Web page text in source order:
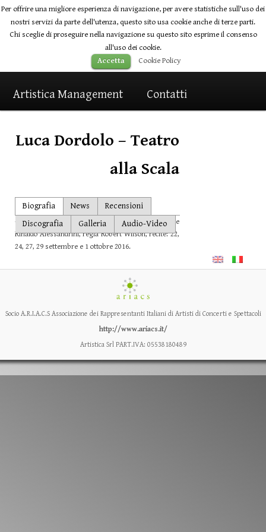
to
to
Artisti News
Artistica Management Contatti
Luca Dordolo – Teatro
alla Scala
navigation
Biografia News
Recensioni
Discografia
Galleria Audio-Video
– Teatro alla Scala, L’Incoronazione di Poppea,direttore
Rinaldo Alessandrini, regia Robert Wilson, recite: 22,
24, 27, 29 settembre e 1 ottobre 2016.
Socio A.R.I.A.C.S Associazione dei Rappresentanti Italiani di Artisti di Concerti e Spettacoli
http://www.ariacs.it/
Artistica Srl PART.IVA: 05538180489
Per offrire una migliore esperienza di navigazione, per avere statistiche sull'uso dei
nostri servizi da parte dell'utenza, questo sito usa cookie anche di terze parti.
Chi sceglie di proseguire nella navigazione su questo sito esprime il consenso
all'uso dei cookie.
Accetta Cookie Policy